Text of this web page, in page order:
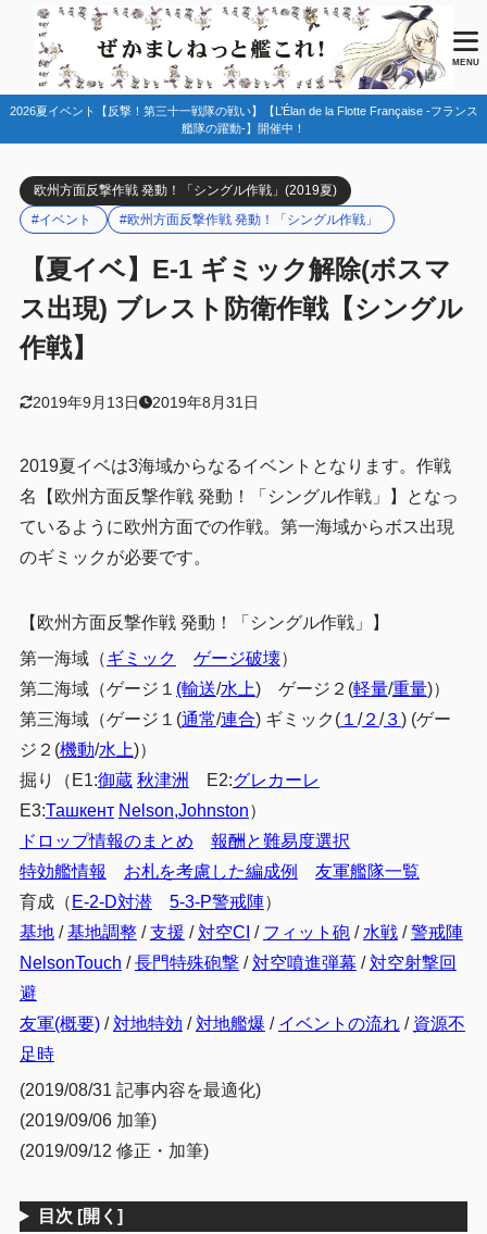
MENU
2026夏イベント【反撃！第三十一戦隊の戦い】【L’Élan de la Flotte Française -フランス
艦隊の躍動-】開催中！
欧州方面反撃作戦 発動！「シングル作戦」(2019夏)
#イベント
#欧州方面反撃作戦 発動！「シングル作戦」
【夏イベ】E-1 ギミック解除(ボスマ
ス出現) ブレスト防衛作戦【シングル
作戦】
2019年9月13日 2019年8月31日
2019夏イベは3海域からなるイベントとなります。作戦
名【欧州方面反撃作戦 発動！「シングル作戦」】となっ
ているように欧州方面での作戦。第一海域からボス出現
のギミックが必要です。
【欧州方面反撃作戦 発動！「シングル作戦」】
第一海域（ギミック ゲージ破壊）
第二海域（ゲージ１ (輸送/水上) ゲージ２(軽量/重量)）
第三海域（ゲージ１(通常/連合) ギミック(１ /２ /３) (ゲー
ジ２(機動/水上)）
掘り（E1:御蔵 秋津洲 E2:グレカーレ
E3:Ташкент Nelson,Johnston）
ドロップ情報のまとめ
報酬と難易度選択
特効艦情報
お札を考慮した編成例
友軍艦隊一覧
育成（ E-2-D対潜 5-3-P警戒陣）
基地/基地調整/支援 /対空CI / フィット砲/ 水戦/警戒陣
NelsonTouch /長門特殊砲撃/対空噴進弾幕 /対空射撃回
避
友軍(概要)/対地特効 /対地艦爆 / イベントの流れ/ 資源不
足時
(2019/08/31 記事内容を最適化)
(2019/09/06 加筆)
(2019/09/12 修正・加筆)
目次 [開く]
目次
1
2 マップ情報
2.2 ギミック内容
2.3 特効倍率
2.4
3 編成例
3.2 Aマス Kマス Lマス(甲乙丙丁)
3.3 基地航空隊を採用する場合
4 まとめ